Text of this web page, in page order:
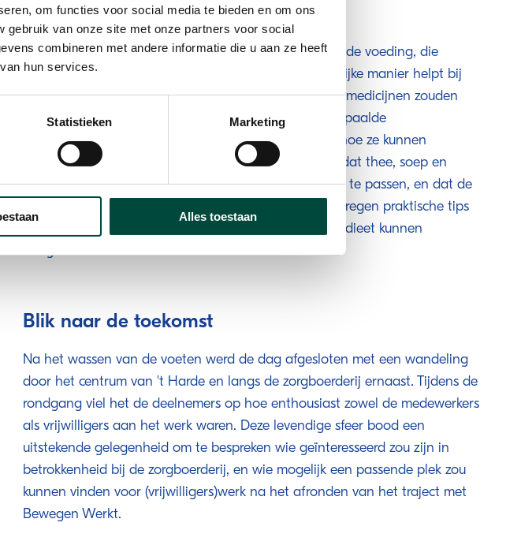
om functies voor social media te bieden en om ons
gebruik van onze site met onze partners voor social
combineren met andere informatie die u aan ze heeft
hun services.
Statistieken Marketing
Alles toestaan
Zelf aan de slag
Daarnaast hebben de deelnemers geleerd over gezonde voeding, die
bijdraagt aan een sterk fundament en op een natuurlijke manier helpt bij
aandoeningen waarvoor mensen normaal gesproken medicijnen zouden
krijgen. De sessie gaf waardevolle inzichten in hoe bepaalde
voedingsmiddelen invloed hebben op het welzijn en hoe ze kunnen
bijdragen aan een gezonder leven. De conclusie was dat thee, soep en
salades uitstekend geschikt zijn om deze principes toe te passen, en dat de
deelnemers dit in de komende tijd gaan oefenen. Ze kregen praktische tips
over hoe ze deze voedingsmiddelen in hun dagelijkse dieet kunnen
integreren.
Blik naar de toekomst
Na het wassen van de voeten werd de dag afgesloten met een wandeling
door het centrum van 't Harde en langs de zorgboerderij ernaast. Tijdens de
rondgang viel het de deelnemers op hoe enthousiast zowel de medewerkers
als vrijwilligers aan het werk waren. Deze levendige sfeer bood een
uitstekende gelegenheid om te bespreken wie geïnteresseerd zou zijn in
betrokkenheid bij de zorgboerderij, en wie mogelijk een passende plek zou
kunnen vinden voor (vrijwilligers)werk na het afronden van het traject met
Bewegen Werkt.